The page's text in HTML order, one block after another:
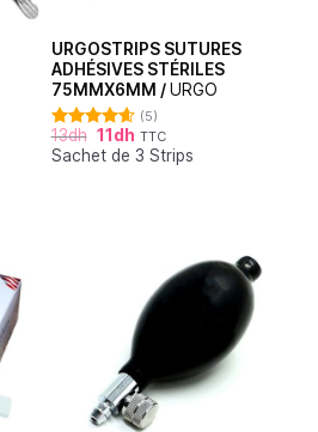
URGOSTRIPS SUTURES
ADHÉSIVES STÉRILES
75MMX6MM /URGO
Note
4.60
sur 5
(5)
13dh 11 dh TTC
Sachet de 3 Strips